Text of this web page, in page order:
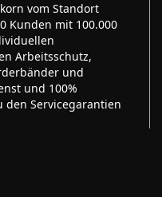
vom Standort
Kunden mit 100.000
Arbeitsschutz,
und
und 100%
den Servicegarantien